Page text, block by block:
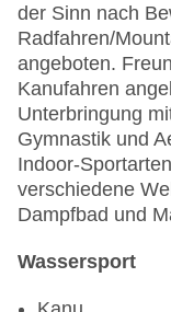
der Sinn nach
Radfahren/
angeboten.
Kanufahren
Unterbringung
Gymnastik und
Indoor-
verschiedene
Dampfbad und
Wassersport